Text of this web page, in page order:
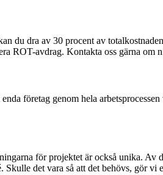
du dra av 30 procent av
ROT-avdrag. Kontakta oss gärna om
företag genom hela
för projektet är också unika. Av
det vara så att det behövs, gör vi